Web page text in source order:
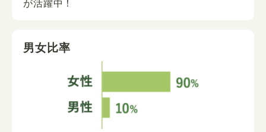
が活躍中！
男女比率